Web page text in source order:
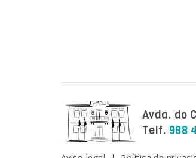
Avda. do
Telf. 988
Twitter InstagramYoutube